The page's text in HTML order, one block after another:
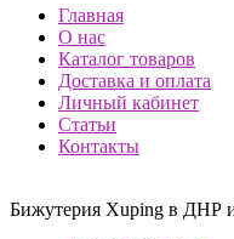
Главная
О нас
Каталог товаров
Доставка и оплата
Личный кабинет
Статьи
Контакты
Бижутерия Xuping в ДНР